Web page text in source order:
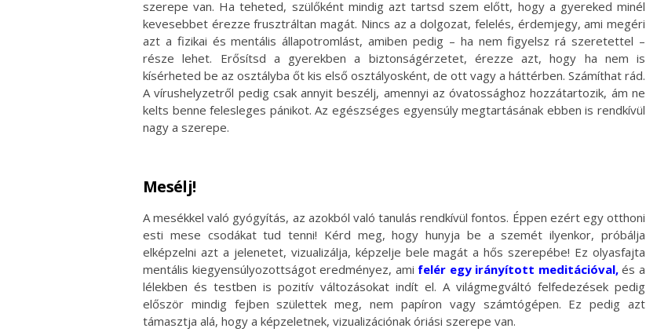
szerepe van. Ha teheted, szülőként mindig azt tartsd szem előtt, hogy a gyereked minél
kevesebbet érezze frusztráltan magát. Nincs az a dolgozat, felelés, érdemjegy, ami megéri
azt a fizikai és mentális állapotromlást, amiben pedig – ha nem figyelsz rá szeretettel –
része lehet. Erősítsd a gyerekben a biztonságérzetet, érezze azt, hogy ha nem is
kísérheted be az osztályba őt kis első osztályosként, de ott vagy a háttérben. Számíthat rád.
A vírushelyzetről pedig csak annyit beszélj, amennyi az óvatossághoz hozzátartozik, ám ne
kelts benne felesleges pánikot. Az egészséges egyensúly megtartásának ebben is rendkívül
nagy a szerepe.
Mesélj!
A mesékkel való gyógyítás, az azokból való tanulás rendkívül fontos. Éppen ezért egy otthoni
esti mese csodákat tud tenni! Kérd meg, hogy hunyja be a szemét ilyenkor, próbálja
elképzelni azt a jelenetet, vizualizálja, képzelje bele magát a hős szerepébe! Ez olyasfajta
mentális kiegyensúlyozottságot eredményez, ami felér egy irányított meditációval,és a
lélekben és testben is pozitív változásokat indít el. A világmegváltó felfedezések pedig
először mindig fejben születtek meg, nem papíron vagy számtógépen. Ez pedig azt
támasztja alá, hogy a képzeletnek, vizualizációnak óriási szerepe van.